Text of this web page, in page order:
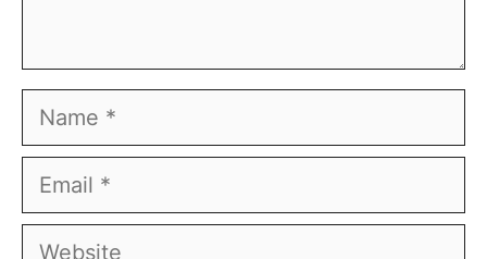
Name
Email
Website